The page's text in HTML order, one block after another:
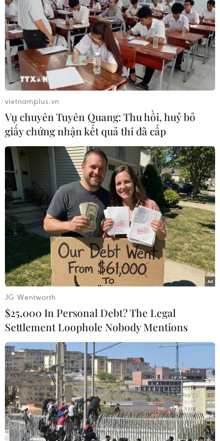
rộng hợp tác với quốc gia Trung Á này.
Thủ tướng Trung Quốc thăm Kazakhstan,
dự hội nghị SCO
14/12/2014 14:48
Thủ tướng Trung Quốc Lý Khắc Cường đã tới thủ đô
Astana của Kazakhstan bắt đầu chuyến thăm chính thức
nước này và tham dự hội nghị thượng đỉnh lần thứ 13
của Tổ chức Hợp tác Thượng Hải (SCO).
vietnamplus.vn
Vụ chuyên Tuyên Quang: Thu hồi, huỷ bỏ
giấy chứng nhận kết quả thi đã cấp
JG Wentworth
$25,000 In Personal Debt? The Legal
Settlement Loophole Nobody Mentions